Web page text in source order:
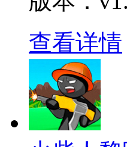
查看详情